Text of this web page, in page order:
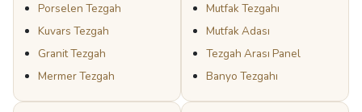
Porselen Tezgah
Kuvars Tezgah
Granit Tezgah
Mermer Tezgah
Mutfak Tezgahı
Mutfak Adası
Tezgah Arası Panel
Banyo Tezgahı